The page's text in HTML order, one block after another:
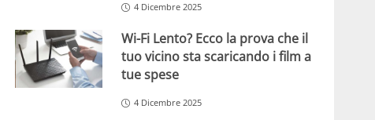
4 Dicembre 2025
Wi-Fi Lento? Ecco la prova che il
tuo vicino sta scaricando i film a
tue spese
4 Dicembre 2025